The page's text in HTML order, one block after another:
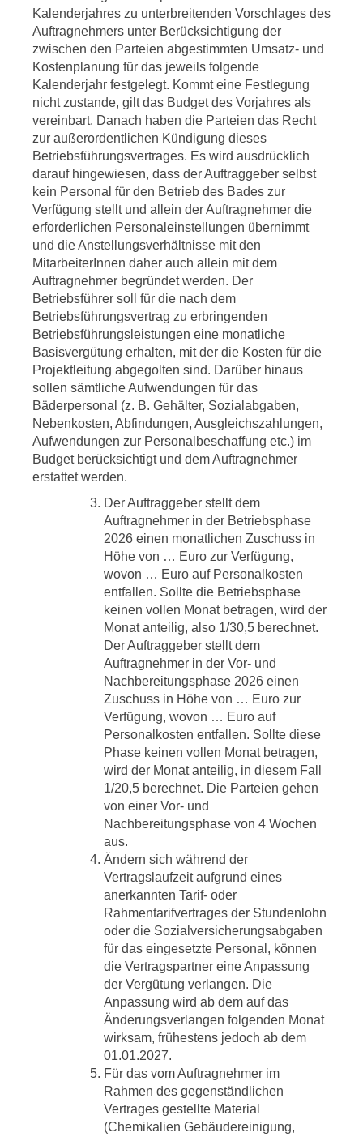
Kalenderjahres zu unterbreitenden Vorschlages des
Auftragnehmers unter Berücksichtigung der
zwischen den Parteien abgestimmten Umsatz- und
Kostenplanung für das jeweils folgende
Kalenderjahr festgelegt. Kommt eine Festlegung
nicht zustande, gilt das Budget des Vorjahres als
vereinbart. Danach haben die Parteien das Recht
zur außerordentlichen Kündigung dieses
Betriebsführungsvertrages. Es wird ausdrücklich
darauf hingewiesen, dass der Auftraggeber selbst
kein Personal für den Betrieb des Bades zur
Verfügung stellt und allein der Auftragnehmer die
erforderlichen Personaleinstellungen übernimmt
und die Anstellungsverhältnisse mit den
MitarbeiterInnen daher auch allein mit dem
Auftragnehmer begründet werden. Der
Betriebsführer soll für die nach dem
Betriebsführungsvertrag zu erbringenden
Betriebsführungsleistungen eine monatliche
Basisvergütung erhalten, mit der die Kosten für die
Projektleitung abgegolten sind. Darüber hinaus
sollen sämtliche Aufwendungen für das
Bäderpersonal (z. B. Gehälter, Sozialabgaben,
Nebenkosten, Abfindungen, Ausgleichszahlungen,
Aufwendungen zur Personalbeschaffung etc.) im
Budget berücksichtigt und dem Auftragnehmer
erstattet werden.
Der Auftraggeber stellt dem
Auftragnehmer in der Betriebsphase
2026 einen monatlichen Zuschuss in
Höhe von … Euro zur Verfügung,
wovon … Euro auf Personalkosten
entfallen. Sollte die Betriebsphase
keinen vollen Monat betragen, wird der
Monat anteilig, also 1/30,5 berechnet.
Der Auftraggeber stellt dem
Auftragnehmer in der Vor- und
Nachbereitungsphase 2026 einen
Zuschuss in Höhe von … Euro zur
Verfügung, wovon … Euro auf
Personalkosten entfallen. Sollte diese
Phase keinen vollen Monat betragen,
wird der Monat anteilig, in diesem Fall
1/20,5 berechnet. Die Parteien gehen
von einer Vor- und
Nachbereitungsphase von 4 Wochen
aus.
Ändern sich während der
Vertragslaufzeit aufgrund eines
anerkannten Tarif- oder
Rahmentarifvertrages der Stundenlohn
oder die Sozialversicherungsabgaben
für das eingesetzte Personal, können
die Vertragspartner eine Anpassung
der Vergütung verlangen. Die
Anpassung wird ab dem auf das
Änderungsverlangen folgenden Monat
wirksam, frühestens jedoch ab dem
01.01.2027.
Für das vom Auftragnehmer im
Rahmen des gegenständlichen
Vertrages gestellte Material
(Chemikalien Gebäudereinigung,